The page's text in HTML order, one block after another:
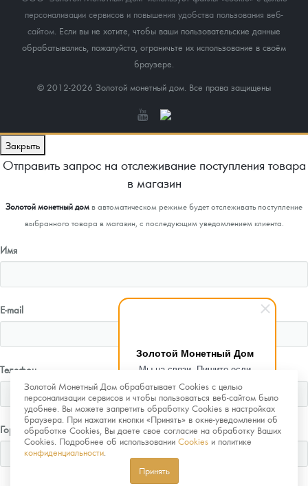
Золотой Монетный Дом
Мы на связи. Пишите если
возникнут любые вопросы.
Рады помочь.
персонализации сервисов и повышения удобства пользования веб-
сайтом. Если вы не хотите, чтобы ваши пользовательские данные
обрабатывались, пожалуйста, ограничьте их использование в своём
браузере.
© 2012-2026 Золотой монетный дом. Все права защищены
Золотой Монетный Дом обрабатывает Cookies с целью
персонализации сервисов и чтобы пользоваться веб-сайтом было
удобнее. Вы можете запретить обработку Cookies в настройках
браузера. При нажатии кнопки «Принять» в окне-уведомлении об
обработке Cookies, Вы даете свое согласие на обработку Ваших
Cookies. Подробнее об использовании Cookies и политике
конфиденциальности
Принять
Закрыть
Отправить запрос на отслеживание поступления товара
в магазин
Золотой монетный домв автоматическом режиме будет отслеживать поступление
выбранного товара в магазин, с последующим уведомлением клиента.
Имя
E-mail
Телефон
Город